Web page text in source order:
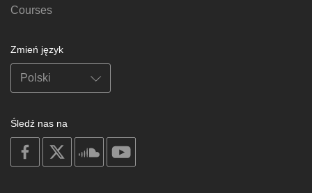
Courses
Zmień język
Śledź nas na
on
facebook
soundcloud